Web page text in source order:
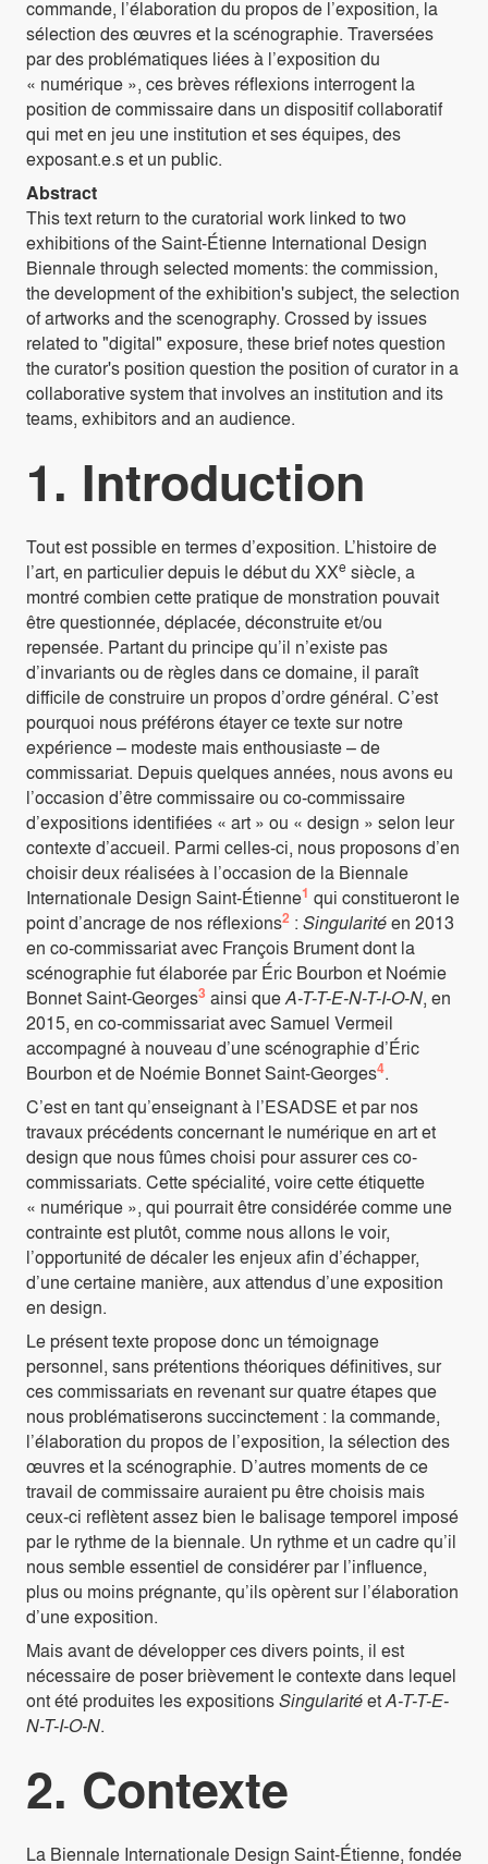
commande, l’élaboration du propos de l’exposition, la
sélection des œuvres et la scénographie. Traversées
par des problématiques liées à l’exposition du
« numérique », ces brèves réflexions interrogent la
position de commissaire dans un dispositif collaboratif
qui met en jeu une institution et ses équipes, des
exposant.e.s et un public.
Abstract
This text return to the curatorial work linked to two
exhibitions of the Saint-Étienne International Design
Biennale through selected moments: the commission,
the development of the exhibition's subject, the selection
of artworks and the scenography. Crossed by issues
related to "digital" exposure, these brief notes question
the curator's position question the position of curator in a
collaborative system that involves an institution and its
teams, exhibitors and an audience.
1. Introduction
Tout est possible en termes d’exposition. L’histoire de
l’art, en particulier depuis le début du XXe siècle, a
montré combien cette pratique de monstration pouvait
être questionnée, déplacée, déconstruite et/ou
repensée. Partant du principe qu’il n’existe pas
d’invariants ou de règles dans ce domaine, il paraît
difficile de construire un propos d’ordre général. C’est
pourquoi nous préférons étayer ce texte sur notre
expérience – modeste mais enthousiaste – de
commissariat. Depuis quelques années, nous avons eu
l’occasion d’être commissaire ou co-commissaire
d’expositions identifiées « art » ou « design » selon leur
contexte d’accueil. Parmi celles-ci, nous proposons d’en
choisir deux réalisées à l’occasion de la Biennale
Internationale Design Saint-Étienne1 qui constitueront le
point d’ancrage de nos réflexions2 : Singularitéen 2013
en co-commissariat avec François Brument dont la
scénographie fut élaborée par Éric Bourbon et Noémie
Bonnet Saint-Georges3 ainsi queA-T-T-E-N-T-I-O-N, en
2015, en co-commissariat avec Samuel Vermeil
accompagné à nouveau d’une scénographie d’Éric
Bourbon et de Noémie Bonnet Saint-Georges4.
C’est en tant qu’enseignant à l’ESADSE et par nos
travaux précédents concernant le numérique en art et
design que nous fûmes choisi pour assurer ces co-
commissariats. Cette spécialité, voire cette étiquette
« numérique », qui pourrait être considérée comme une
contrainte est plutôt, comme nous allons le voir,
l’opportunité de décaler les enjeux afin d’échapper,
d’une certaine manière, aux attendus d’une exposition
en design.
Le présent texte propose donc un témoignage
personnel, sans prétentions théoriques définitives, sur
ces commissariats en revenant sur quatre étapes que
nous problématiserons succinctement : la commande,
l’élaboration du propos de l’exposition, la sélection des
œuvres et la scénographie. D’autres moments de ce
travail de commissaire auraient pu être choisis mais
ceux-ci reflètent assez bien le balisage temporel imposé
par le rythme de la biennale. Un rythme et un cadre qu’il
nous semble essentiel de considérer par l’influence,
plus ou moins prégnante, qu’ils opèrent sur l’élaboration
d’une exposition.
Mais avant de développer ces divers points, il est
nécessaire de poser brièvement le contexte dans lequel
ont été produites les expositionsSingularitéetA-T-T-E-
N-T-I-O-N.
2. Contexte
La Biennale Internationale Design Saint-Étienne, fondée